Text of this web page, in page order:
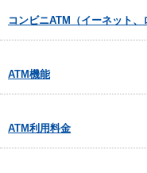
コンビニATM（イーネット、
ATM機能
ATM利用料金